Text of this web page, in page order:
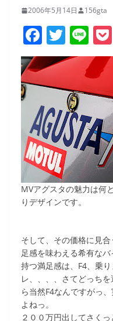
2006年5月14日 156gta
F
a
c
e
b
o
o
k
T
w
itt
er
Li
n
e
MVアグスタの魅力は何
りデザインです。
そして、その価格に見
足感を味わえる希有なバ
持つ満足感は、F4、乗
レ、、、、さてどっち
ら当然F4なんですがっ
よねっ。
２００万円出してさく